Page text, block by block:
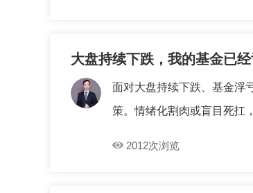
大盘持续下跌，我的基金已
面对大盘持续下跌、基金浮
策。情绪化割肉或盲目死扛
2012次浏览